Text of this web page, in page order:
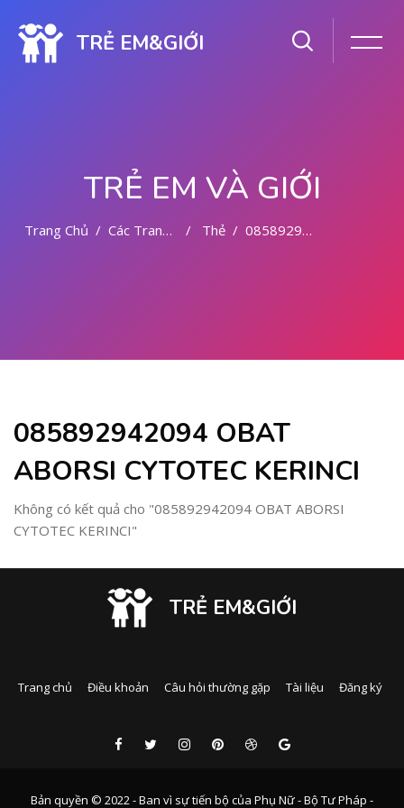
TRẺ EM&GIỚI
TRẺ EM VÀ GIỚI
Trang Chủ Các Trang Của Hệ Thống Thẻ 085892942094 OBAT ABORSI CYTOTEC KERINCI
085892942094 OBAT
ABORSI CYTOTEC KERINCI
Không có kết quả cho "085892942094 OBAT ABORSI
CYTOTEC KERINCI"
TRẺ EM&GIỚI
Trang chủ Điều khoản Câu hỏi thường gặp Tài liệu Đăng ký
Bản quyền © 2022 - Ban vì sự tiến bộ của Phụ Nữ - Bộ Tư Pháp -